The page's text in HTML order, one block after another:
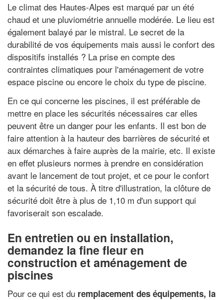
Le climat des Hautes-Alpes est marqué par un été
chaud et une pluviométrie annuelle modérée. Le lieu est
également balayé par le mistral. Le secret de la
durabilité de vos équipements mais aussi le confort des
dispositifs installés ? La prise en compte des
contraintes climatiques pour l'aménagement de votre
espace piscine ou encore le choix du type de piscine.
En ce qui concerne les piscines, il est préférable de
mettre en place les sécurités nécessaires car elles
peuvent être un danger pour les enfants. Il est bon de
faire attention à la hauteur des barrières de sécurité et
aux démarches à faire auprès de la mairie, etc. Il existe
en effet plusieurs normes à prendre en considération
avant le lancement de tout projet, et ce pour le confort
et la sécurité de tous. À titre d'illustration, la clôture de
sécurité doit être à plus de 1,10 m d'un support qui
favoriserait son escalade.
En entretien ou en installation,
demandez la fine fleur en
construction et aménagement de
piscines
Pour ce qui est du remplacement des équipements, la